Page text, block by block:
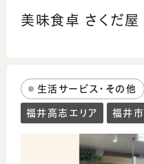
美味食卓 さくだ屋
生活サービス・その他
福井高志エリア
福井市